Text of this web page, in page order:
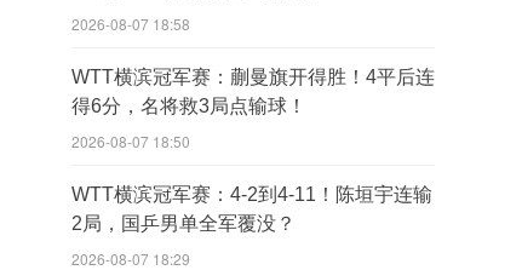
2026-08-07 18:58
WTT横滨冠军赛：蒯曼旗开得胜！4平后连
得6分，名将救3局点输球！
2026-08-07 18:50
WTT横滨冠军赛：4-2到4-11！陈垣宇连输
2局，国乒男单全军覆没？
2026-08-07 18:29